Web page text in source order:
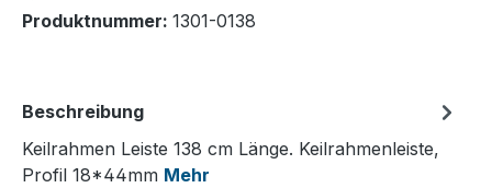
Produktnummer: 1301-0138
Beschreibung
Keilrahmen Leiste 138 cm Länge. Keilrahmenleiste,
Profil 18*44mm Mehr